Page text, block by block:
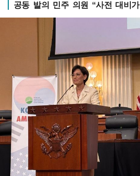
공동 발의 민주 의원 “사전 대비